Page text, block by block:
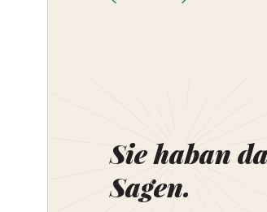
Sie haban
Sagen.